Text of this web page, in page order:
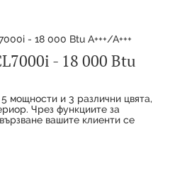
- 18 000 Btu
мощности и 3 различни цвята,
Чрез функциите за
вашите клиенти се